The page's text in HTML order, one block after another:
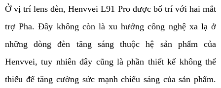
Ở vị trí lens đèn, Henvvei L91 Pro được bố trí với hai mắt
trợ Pha. Đây không còn là xu hướng công nghệ xa lạ ở
những dòng đèn tăng sáng thuộc hệ sản phẩm của
Henvvei, tuy nhiên đây cũng là phần thiết kế không thể
thiếu để tăng cường sức mạnh chiếu sáng của sản phẩm.